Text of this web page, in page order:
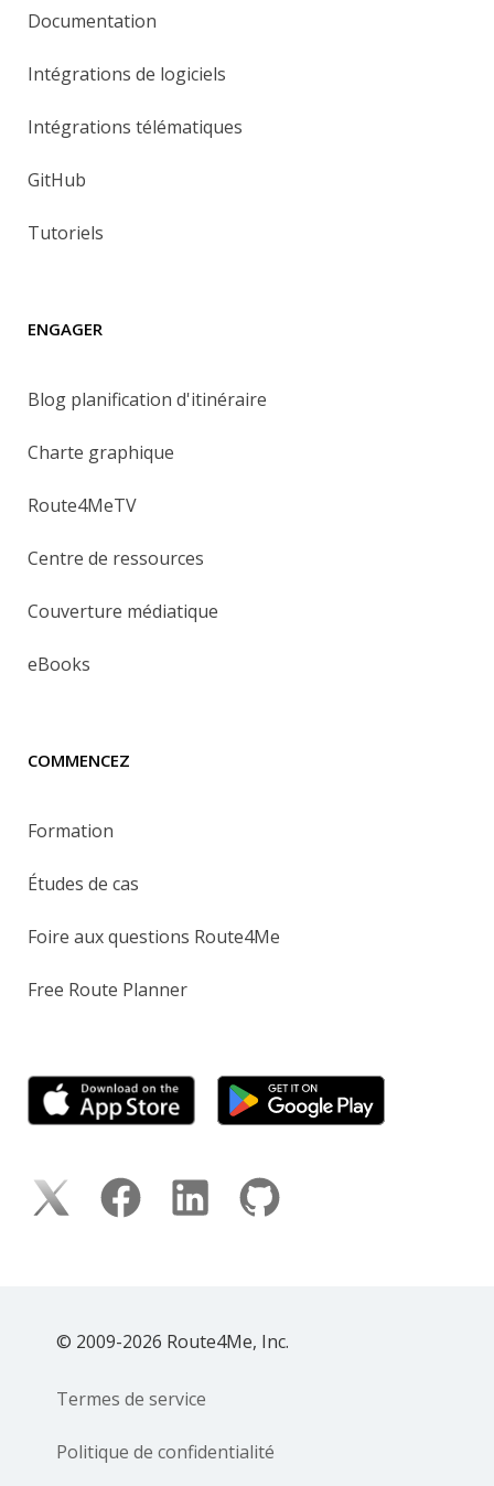
Documentation
Intégrations de logiciels
Intégrations télématiques
GitHub
Tutoriels
ENGAGER
Blog planification d'itinéraire
Charte graphique
Route4MeTV
Centre de ressources
Couverture médiatique
eBooks
COMMENCEZ
Formation
Études de cas
Foire aux questions Route4Me
Free Route Planner
© 2009-2026 Route4Me, Inc.
Termes de service
Politique de confidentialité